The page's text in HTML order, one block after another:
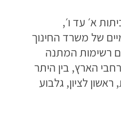
א׳ עד ו׳,
של משרד החינוך
רשימות המתנה
הארץ, בין היתר
לציון, גלבוע